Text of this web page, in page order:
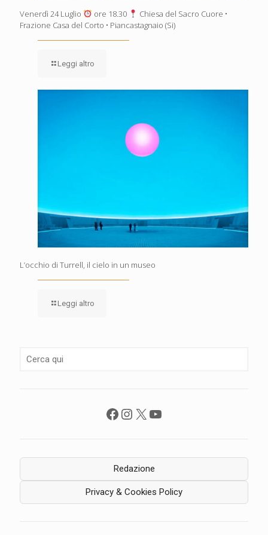
Venerdì 24 Luglio ore 18.30
Chiesa del Sacro Cuore •
Frazione Casa del Corto • Piancastagnaio (Si)
Leggi altro
L’occhio di Turrell, il cielo in un museo
Leggi altro
Facebook
Instagram
X YouTube
Redazione
Privacy & Cookies Policy